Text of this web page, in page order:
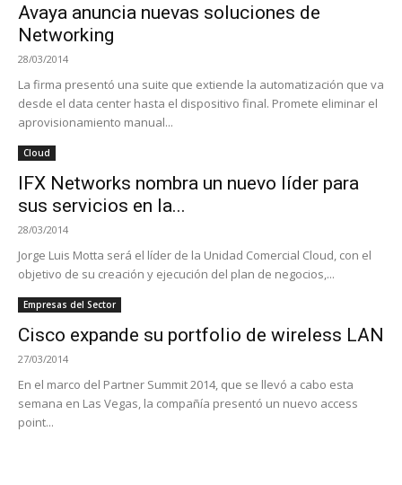
Avaya anuncia nuevas soluciones de
Networking
28/03/2014
La firma presentó una suite que extiende la automatización que va
desde el data center hasta el dispositivo final. Promete eliminar el
aprovisionamiento manual...
Cloud
IFX Networks nombra un nuevo líder para
sus servicios en la...
28/03/2014
Jorge Luis Motta será el líder de la Unidad Comercial Cloud, con el
objetivo de su creación y ejecución del plan de negocios,...
Empresas del Sector
Cisco expande su portfolio de wireless LAN
27/03/2014
En el marco del Partner Summit 2014, que se llevó a cabo esta
semana en Las Vegas, la compañía presentó un nuevo access
point...